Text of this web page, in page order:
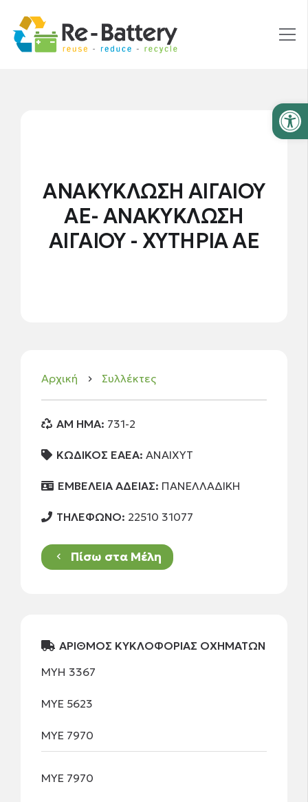
ΑΝΑΚΥΚΛΩΣΗ ΑΙΓΑΙΟΥ
ΑΕ- ΑΝΑΚΥΚΛΩΣΗ
ΑΙΓΑΙΟΥ - ΧΥΤΗΡΙΑ ΑΕ
Αρχική keyboard_arrow_right Συλλέκτες
AM HMA: 731-2
ΚΩΔΙΚΟΣ ΕΑΕΑ:ΑΝΑΙΧΥΤ
ΕΜΒΕΛΕΙΑ ΑΔΕΙΑΣ: ΠΑΝΕΛΛΑΔΙΚΗ
ΤΗΛΕΦΩΝΟ: 22510 31077
keyboard_arrow_left Πίσω στα Μέλη
ΑΡΙΘΜΟΣ ΚΥΚΛΟΦΟΡΙΑΣ ΟΧΗΜΑΤΩΝ
ΜΥΗ 3367
ΜΥΕ 5623
ΜΥΕ 7970
ΜΥΕ 7970